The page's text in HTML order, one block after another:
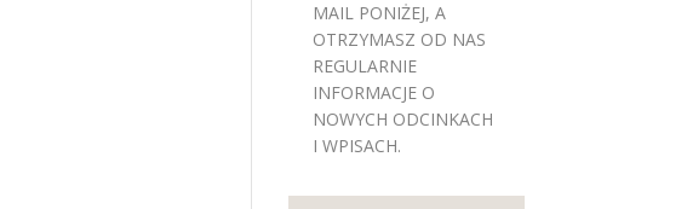
MAIL PONIŻEJ, A
OTRZYMASZ OD NAS
REGULARNIE
INFORMACJE O
NOWYCH ODCINKACH
I WPISACH.